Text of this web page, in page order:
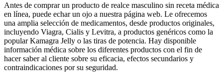
Antes de comprar un producto de realce masculino sin receta médica
en línea, puede echar un ojo a nuestra página web. Le ofrecemos
una amplia selección de medicamentos, desde productos originales,
incluyendo Viagra, Cialis y Levitra, a productos genéricos como la
popular Kamagra Jelly o las tiras de potencia. Hay disponible
información médica sobre los diferentes productos con el fin de
hacer saber al cliente sobre su eficacia, efectos secundarios y
contraindicaciones por su seguridad.